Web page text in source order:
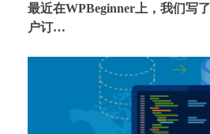
最近在WPBeginner上，我们写
户订…